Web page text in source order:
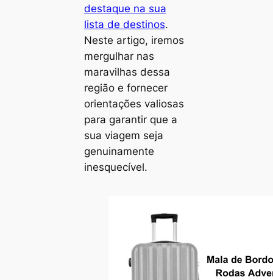
destaque na sua
lista de destinos.
Neste artigo, iremos
mergulhar nas
maravilhas dessa
região e fornecer
orientações valiosas
para garantir que a
sua viagem seja
genuinamente
inesquecível.